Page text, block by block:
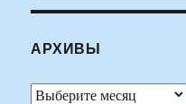
АРХИВЫ
Архивы